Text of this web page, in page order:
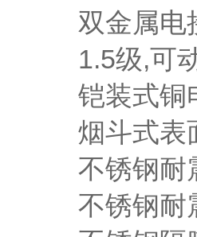
双金属
1.5级,可
铠装式铜
烟斗式表
不锈钢
不锈钢